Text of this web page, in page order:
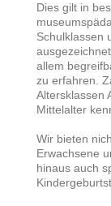
Dies gilt in
Schulklassen
allem
zu erfahren.
Altersklassen
Mittelalter
Wir bieten
Erwachsene
hinaus auch